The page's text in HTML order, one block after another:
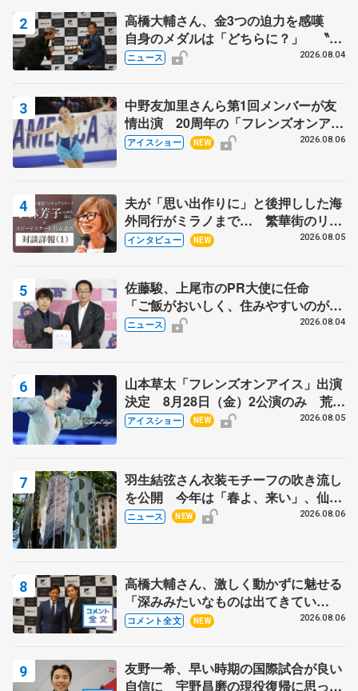
高橋大輔さん、金3つの迫力を感嘆
自身のメダルは「どちらに？」 〝リ
ス兄弟〟オリンピック3連覇の野村忠
ニュース 2026.08.04
中野友加里さんら第1回メンバーが友
情出演 20周年の「フレンズオンアイ
ス」 宮本賢二さん、有川梨絵さん、
アイスショー NEW 2026.08.06
夫が「思い出作りに」と後押しした海
外同行がミラノまで… 繁華街のリン
クでは不良のお兄さんも味方に 小林
インタビュー NEW 2026.08.05
佐藤駿、上尾市のPR大使に任命
「ご飯がおいしく、住みやすいのが魅
力」
ニュース 2026.08.04
山本草太「フレンズオンアイス」出演
決定 8月28日（金）2公演のみ 荒川
静香さんプロデュース、20周年のアイ
アイスショー NEW 2026.08.05
羽生結弦さん衣装モチーフの吹き流し
を公開 今年は「春よ、来い」、仙台
の瑞鳳殿
ニュース NEW 2026.08.06
高橋大輔さん、激しく動かずに魅せる
「深みみたいなものは出てきてい
る？」 〝兄さん〟と慕うレジェンド
コメント全文 NEW 2026.08.06
友野一希、早い時期の国際試合が良い
自信に 宇野昌磨の現役復帰に思って